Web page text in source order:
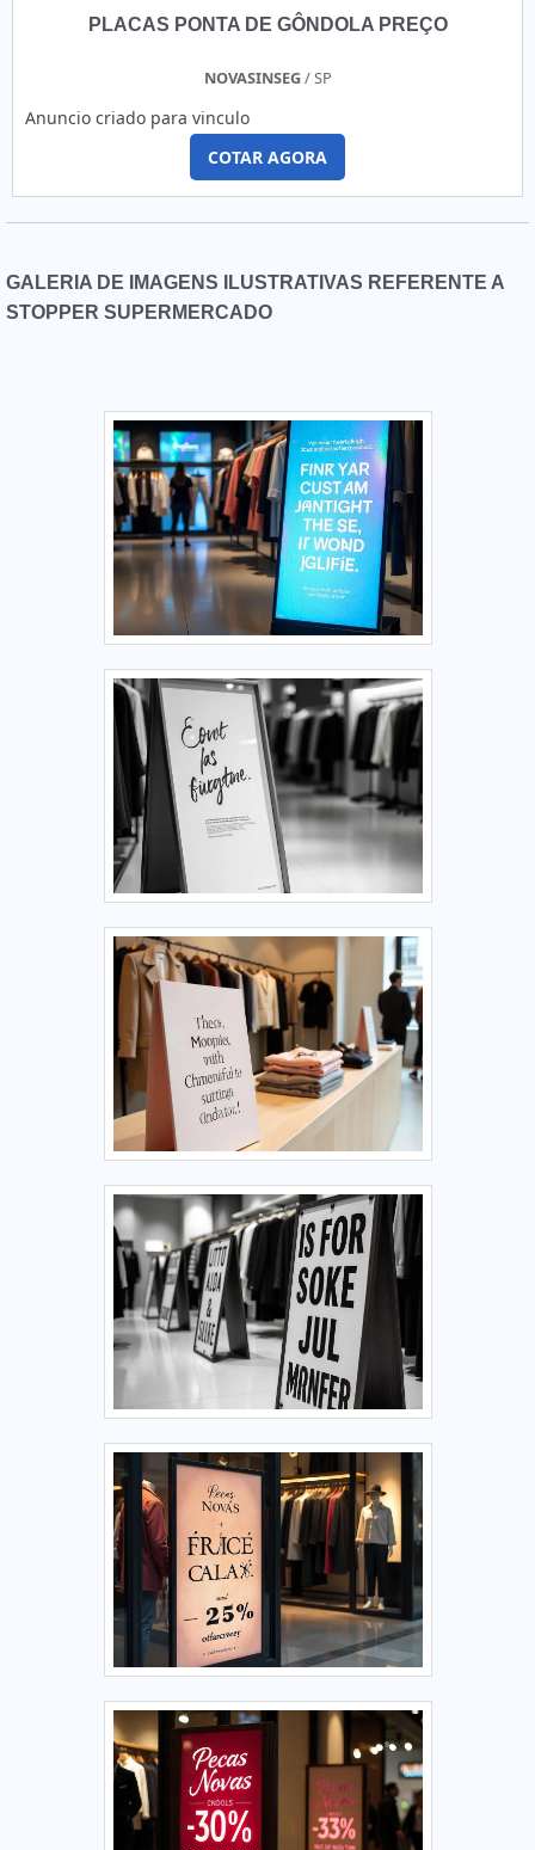
PLACAS PONTA DE GÔNDOLA PREÇO
NOVASINSEG/ SP
Anuncio criado para vinculo
COTAR AGORA
GALERIA DE IMAGENS ILUSTRATIVAS REFERENTE A
STOPPER SUPERMERCADO